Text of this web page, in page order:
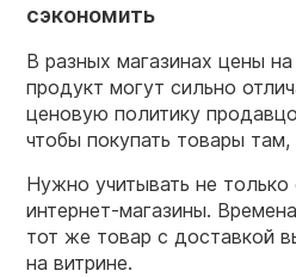
сэкономить
В разных магазинах цены
продукт могут сильно
ценовую политику
чтобы покупать товары
Нужно учитывать не
интернет-магазины.
тот же товар с доставкой
на витрине.